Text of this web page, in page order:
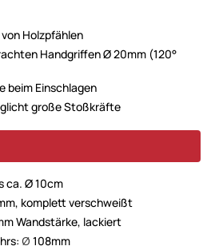
Holzpfählen
Handgriffen Ø 20mm (120°
beim Einschlagen
große Stoßkräfte
ca. Ø 10cm
komplett verschweißt
Wandstärke, lackiert
Ø 108mm